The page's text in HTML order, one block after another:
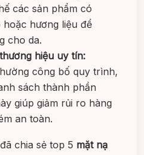
các sản phẩm có
hương liệu để
cho da.
hiệu uy tín:
công bố quy trình,
sách thành phần
giúp giảm rủi ro hàng
an toàn.
chia sẻ top 5 mặt nạ